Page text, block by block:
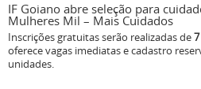
IF Goiano abre seleção para
Mulheres Mil – Mais Cuidados
Inscrições gratuitas serão realizadas de
oferece vagas imediatas e cadastro
unidades.